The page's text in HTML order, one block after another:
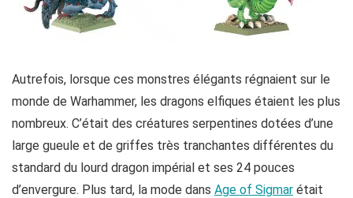
Autrefois, lorsque ces monstres élégants régnaient sur le
monde de Warhammer, les dragons elfiques étaient les plus
nombreux. C’était des créatures serpentines dotées d’une
large gueule et de griffes très tranchantes différentes du
standard du lourd dragon impérial et ses 24 pouces
d’envergure. Plus tard, la mode dans Age of Sigmar était